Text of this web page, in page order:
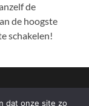
de
de hoogste
schakelen!
dat onze site zo